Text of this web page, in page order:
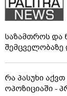
საზამთროს და
რა პასუხი
ოპოზიციაში -